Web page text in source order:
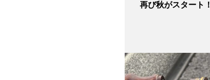
再び秋がスタート！